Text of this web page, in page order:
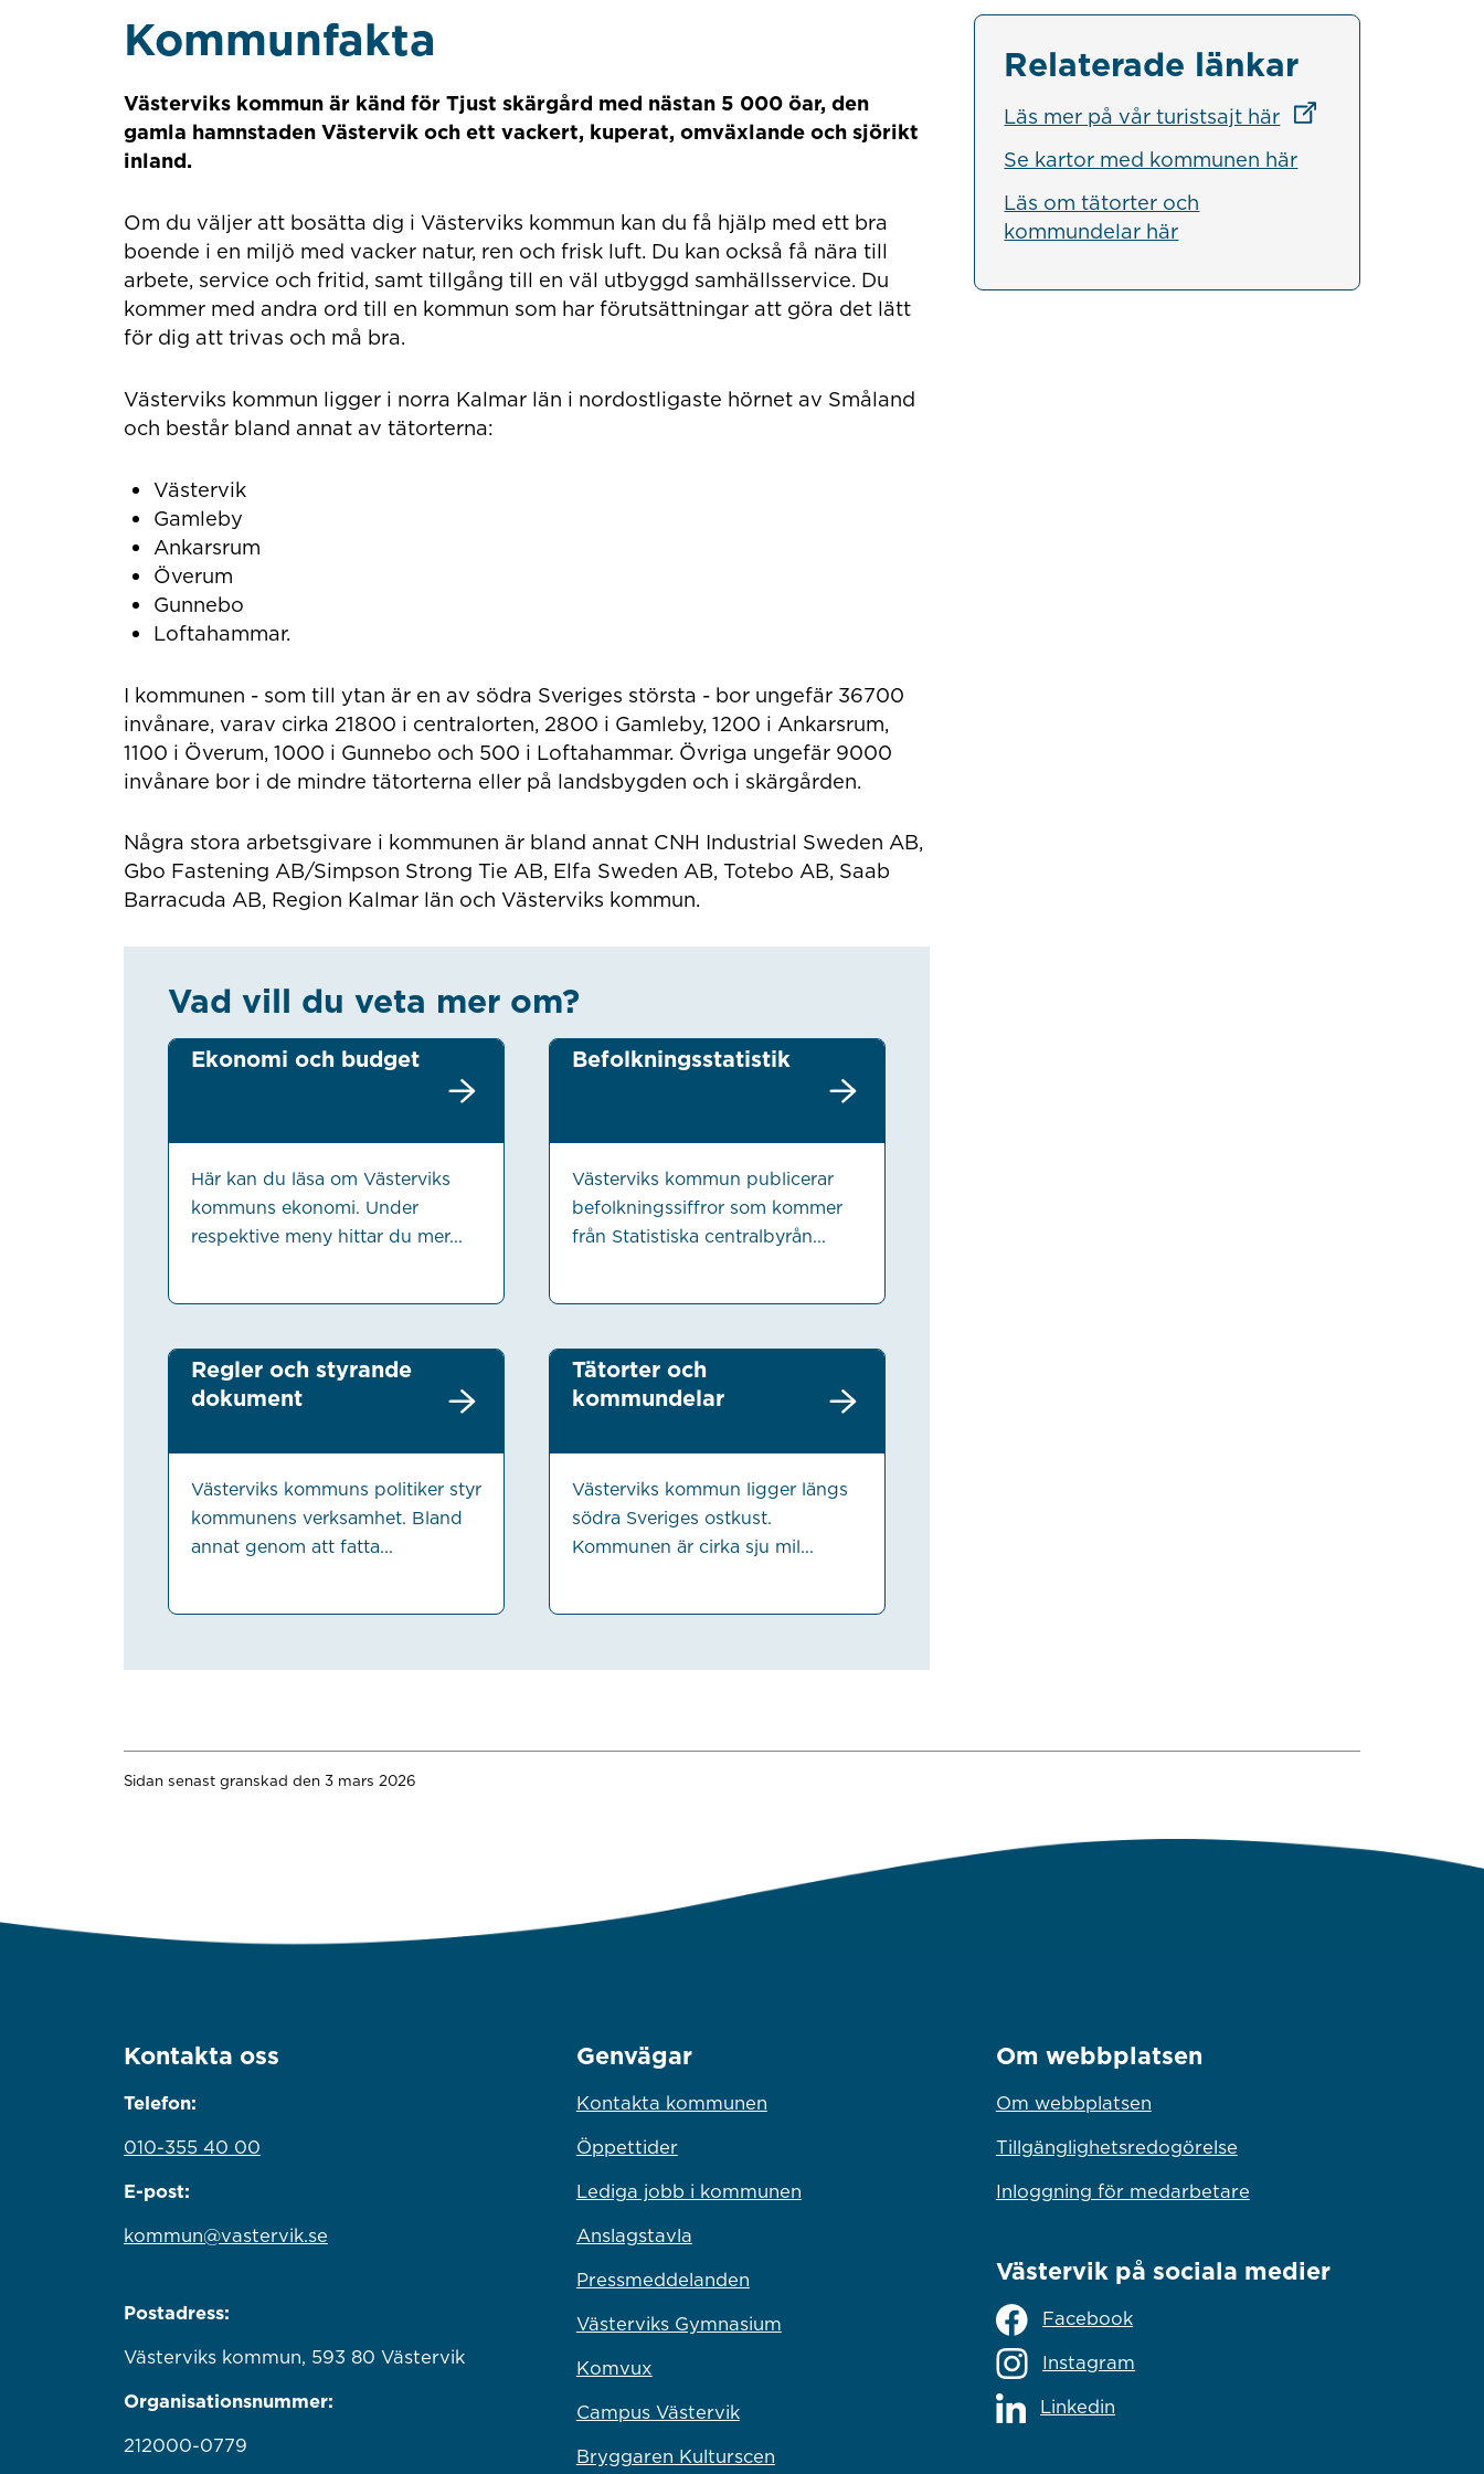
Kommunfakta
Västerviks kommun är känd för Tjust skärgård med nästan 5 000 öar, den
gamla hamnstaden Västervik och ett vackert, kuperat, omväxlande och sjörikt
inland.
Om du väljer att bosätta dig i Västerviks kommun kan du få hjälp med ett bra
boende i en miljö med vacker natur, ren och frisk luft. Du kan också få nära till
arbete, service och fritid, samt tillgång till en väl utbyggd samhällsservice. Du
kommer med andra ord till en kommun som har förutsättningar att göra det lätt
för dig att trivas och må bra.
Västerviks kommun ligger i norra Kalmar län i nordostligaste hörnet av Småland
och består bland annat av tätorterna:
Västervik
Gamleby
Ankarsrum
Överum
Gunnebo
Loftahammar.
I kommunen - som till ytan är en av södra Sveriges största - bor ungefär 36700
invånare, varav cirka 21800 i centralorten, 2800 i Gamleby, 1200 i Ankarsrum,
1100 i Överum, 1000 i Gunnebo och 500 i Loftahammar. Övriga ungefär 9000
invånare bor i de mindre tätorterna eller på landsbygden och i skärgården.
Några stora arbetsgivare i kommunen är bland annat CNH Industrial Sweden AB,
Gbo Fastening AB/Simpson Strong Tie AB, Elfa Sweden AB, Totebo AB, Saab
Barracuda AB, Region Kalmar län och Västerviks kommun.
Vad vill du veta mer om?
Ekonomi och budget
Här kan du läsa om Västerviks
kommuns ekonomi. Under
respektive meny hittar du mer...
Befolkningsstatistik
Västerviks kommun publicerar
befolkningssiffror som kommer
från Statistiska centralbyrån...
Regler och styrande
dokument
Västerviks kommuns politiker styr
kommunens verksamhet. Bland
annat genom att fatta...
Tätorter och
kommundelar
Västerviks kommun ligger längs
södra Sveriges ostkust.
Kommunen är cirka sju mil...
Relaterade länkar
Läs mer på vår turistsajt härLänk till annan
Se kartor med kommunen här
Läs om tätorter och
kommundelar här
Sidan senast granskad den 3 mars 2026
Kontakta oss
Telefon:
010-355 40 00
E-post:
kommun@vastervik.se
Postadress:
Västerviks kommun, 593 80 Västervik
Organisationsnummer:
212000-0779
Genvägar
Kontakta kommunen
Öppettider
Lediga jobb i kommunen
Anslagstavla
Pressmeddelanden
Västerviks Gymnasium
Komvux
Campus Västervik
Bryggaren Kulturscen
Om webbplatsen
Om webbplatsen
Tillgänglighetsredogörelse
Inloggning för medarbetare
Västervik på sociala medier
Facebook
Instagram
Linkedin